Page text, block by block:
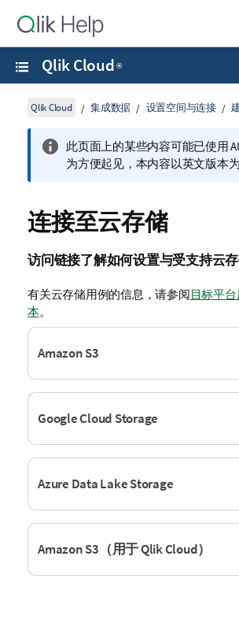
Qlik Cloud ®
Qlik Cloud 集成数据 设置空间与连接
此页面上的某些内容可能已使用
为方便起见，本内容以英文版本为
连接至云存储
访问链接了解如何设置与受支持云存
有关云存储用例的信息，请参阅目标平
本。
Amazon S3
Google Cloud Storage
Azure Data Lake Storage
Amazon S3（用于 Qlik Cloud）